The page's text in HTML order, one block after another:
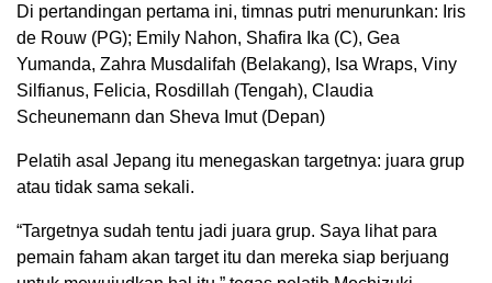
Di pertandingan pertama ini, timnas putri menurunkan: Iris
de Rouw (PG); Emily Nahon, Shafira Ika (C), Gea
Yumanda, Zahra Musdalifah (Belakang), Isa Wraps, Viny
Silfianus, Felicia, Rosdillah (Tengah), Claudia
Scheunemann dan Sheva Imut (Depan)
Pelatih asal Jepang itu menegaskan targetnya: juara grup
atau tidak sama sekali.
“Targetnya sudah tentu jadi juara grup. Saya lihat para
pemain faham akan target itu dan mereka siap berjuang